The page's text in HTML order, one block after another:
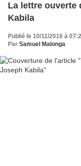
La lettre ouverte
Kabila
Publié le 10/11/2016 à
Par Samuel Malonga